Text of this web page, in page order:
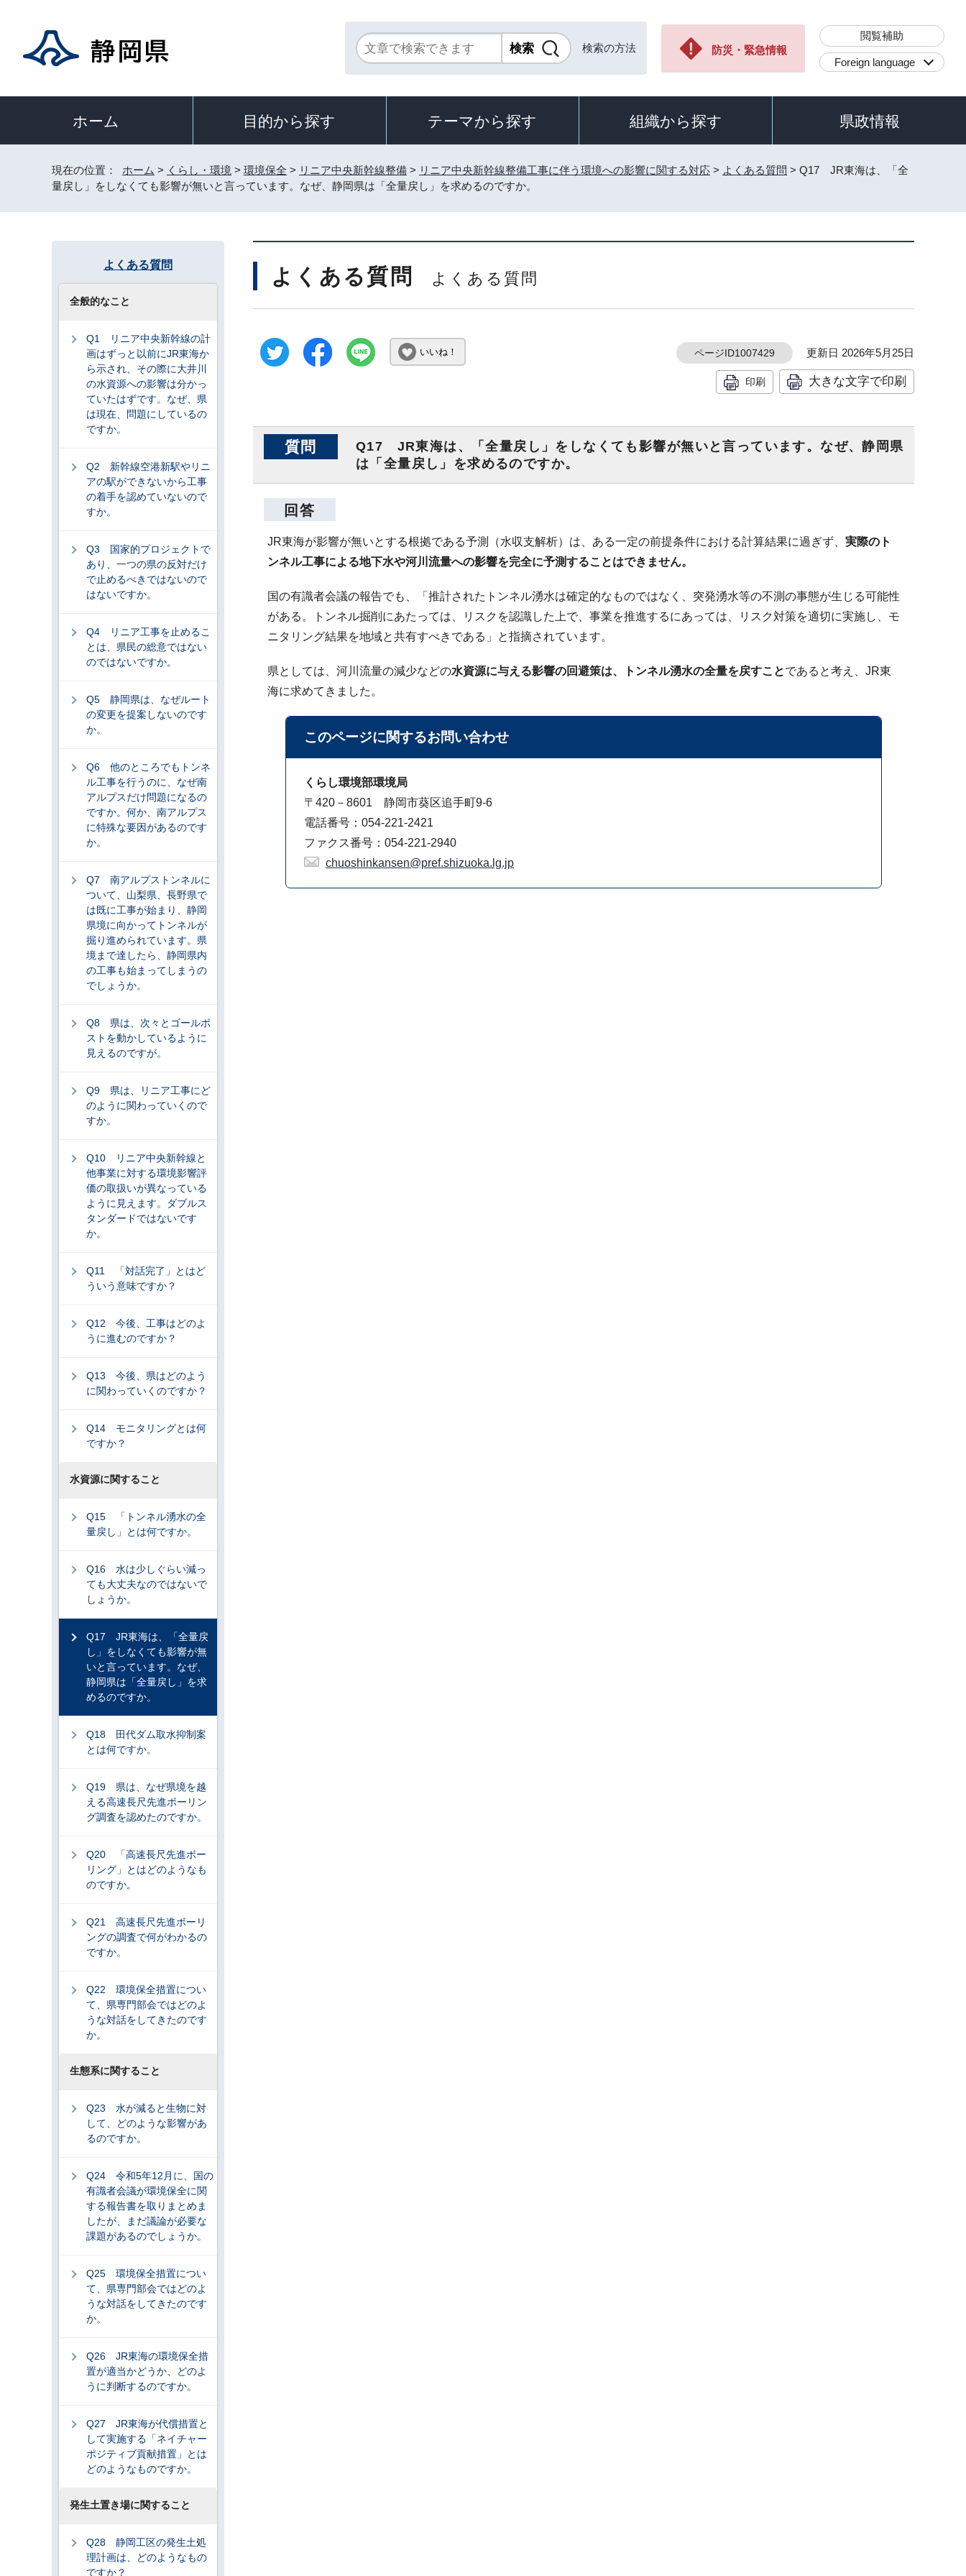
検索の方法 防災・緊急情報
閲覧補助
Foreign language
ホーム 目的から探す テーマから探す 組織から探す 県政情報
現在の位置： ホーム > くらし・環境 > 環境保全 > リニア中央新幹線整備 > リニア中央新幹線整備工事に伴う環境への影響に関する対応 > よくある質問 > Q17 JR東海は、「全
量戻し」をしなくても影響が無いと言っています。なぜ、静岡県は「全量戻し」を求めるのですか。
よくある質問 よくある質問
いいね！ ページID1007429 更新日 2026年5月25日
印刷 大きな文字で印刷
質問
Q17 JR東海は、「全量戻し」をしなくても影響が無いと言っています。なぜ、静岡県
は「全量戻し」を求めるのですか。
回答
JR東海が影響が無いとする根拠である予測（水収支解析）は、ある一定の前提条件における計算結果に過ぎず、 実際のト
ンネル工事による地下水や河川流量への影響を完全に予測することはできません。
国の有識者会議の報告でも、「推計されたトンネル湧水は確定的なものではなく、突発湧水等の不測の事態が生じる可能性
がある。トンネル掘削にあたっては、リスクを認識した上で、事業を推進するにあっては、リスク対策を適切に実施し、モ
ニタリング結果を地域と共有すべきである」と指摘されています。
県としては、河川流量の減少などの水資源に与える影響の回避策は、トンネル湧水の全量を戻すことであると考え、JR東
海に求めてきました。
このページに関するお問い合わせ
くらし環境部環境局
〒420－8601 静岡市葵区追手町9-6
電話番号：054-221-2421
ファクス番号：054-221-2940
chuoshinkansen@pref.shizuoka.lg.jp
よくある質問
全般的なこと
Q1 リニア中央新幹線の計
画はずっと以前にJR東海か
ら示され、その際に大井川
の水資源への影響は分かっ
ていたはずです。なぜ、県
は現在、問題にしているの
ですか。
Q2 新幹線空港新駅やリニ
アの駅ができないから工事
の着手を認めていないので
すか。
Q3 国家的プロジェクトで
あり、一つの県の反対だけ
で止めるべきではないので
はないですか。
Q4 リニア工事を止めるこ
とは、県民の総意ではない
のではないですか。
Q5 静岡県は、なぜルート
の変更を提案しないのです
か。
Q6 他のところでもトンネ
ル工事を行うのに、なぜ南
アルプスだけ問題になるの
ですか。何か、南アルプス
に特殊な要因があるのです
か。
Q7 南アルプストンネルに
ついて、山梨県、長野県で
は既に工事が始まり、静岡
県境に向かってトンネルが
掘り進められています。県
境まで達したら、静岡県内
の工事も始まってしまうの
でしょうか。
Q8 県は、次々とゴールポ
ストを動かしているように
見えるのですが。
Q9 県は、リニア工事にど
のように関わっていくので
すか。
Q10 リニア中央新幹線と
他事業に対する環境影響評
価の取扱いが異なっている
ように見えます。ダブルス
タンダードではないです
か。
Q11 「対話完了」とはど
ういう意味ですか？
Q12 今後、工事はどのよ
うに進むのですか？
Q13 今後、県はどのよう
に関わっていくのですか？
Q14 モニタリングとは何
ですか？
水資源に関すること
Q15 「トンネル湧水の全
量戻し」とは何ですか。
Q16 水は少しぐらい減っ
ても大丈夫なのではないで
しょうか。
Q17 JR東海は、「全量戻
し」をしなくても影響が無
いと言っています。なぜ、
静岡県は「全量戻し」を求
めるのですか。
Q18 田代ダム取水抑制案
とは何ですか。
Q19 県は、なぜ県境を越
える高速長尺先進ボーリン
グ調査を認めたのですか。
Q20 「高速長尺先進ボー
リング」とはどのようなも
のですか。
Q21 高速長尺先進ボーリ
ングの調査で何がわかるの
ですか。
Q22 環境保全措置につい
て、県専門部会ではどのよ
うな対話をしてきたのです
か。
生態系に関すること
Q23 水が減ると生物に対
して、どのような影響があ
るのですか。
Q24 令和5年12月に、国の
有識者会議が環境保全に関
する報告書を取りまとめま
したが、まだ議論が必要な
課題があるのでしょうか。
Q25 環境保全措置につい
て、県専門部会ではどのよ
うな対話をしてきたのです
か。
Q26 JR東海の環境保全措
置が適当かどうか、どのよ
うに判断するのですか。
Q27 JR東海が代償措置と
して実施する「ネイチャー
ポジティブ貢献措置」とは
どのようなものですか。
発生土置き場に関すること
Q28 静岡工区の発生土処
理計画は、どのようなもの
ですか？